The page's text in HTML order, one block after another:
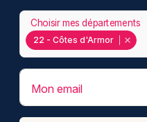
22 - Côtes d'Armor
Choisir mes départements
Mon email